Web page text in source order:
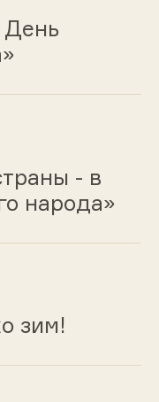
- в
народа»
зим!